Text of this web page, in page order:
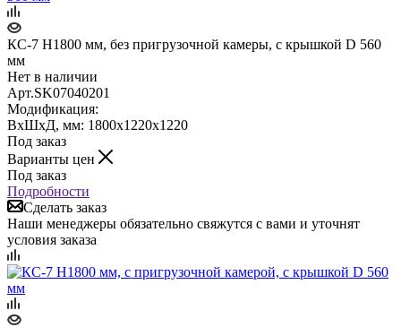
КС-7 H1800 мм, без пригрузочной камеры, с крышкой D 560
мм
Нет в наличии
Арт.SK07040201
Модификация:
ВхШхД, мм: 1800х1220х1220
Под заказ
Варианты цен
Под заказ
Подробности
Сделать заказ
Наши менеджеры обязательно свяжутся с вами и уточнят
условия заказа